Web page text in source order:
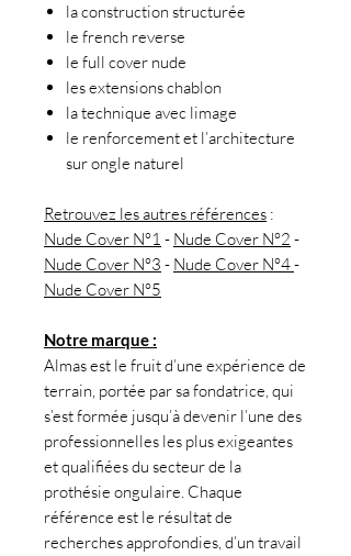
la construction structurée
le french reverse
le full cover nude
les extensions chablon
la technique avec limage
le renforcement et l’architecture
sur ongle naturel
Retrouvez les autres références :
Nude Cover N°1 - Nude Cover N°2 -
Nude Cover N°3 - Nude Cover N°4-
Nude Cover N°5
Notre marque :
Almas est le fruit d’une expérience de
terrain, portée par sa fondatrice, qui
s’est formée jusqu’à devenir l’une des
professionnelles les plus exigeantes
et qualifiées du secteur de la
prothésie ongulaire. Chaque
référence est le résultat de
recherches approfondies, d’un travail